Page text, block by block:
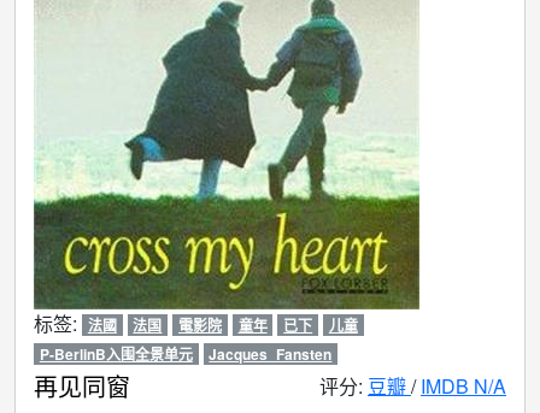
再见同窗 评分: 豆瓣/IMDB N/A
标签: 法國 法国 電影院 童年 已下
儿童
P-BerlinB入围全景单元
Jacques_Fansten